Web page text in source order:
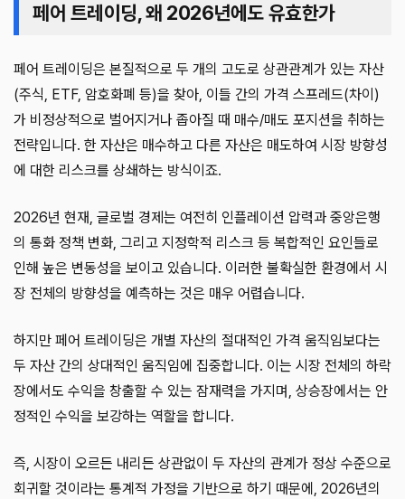
페어 트레이딩, 왜 2026년에도 유효한가
페어 트레이딩은 본질적으로 두 개의 고도로 상관관계가 있는 자산
(주식, ETF, 암호화폐 등)을 찾아, 이들 간의 가격 스프레드(차이)
가 비정상적으로 벌어지거나 좁아질 때 매수/매도 포지션을 취하는
전략입니다. 한 자산은 매수하고 다른 자산은 매도하여 시장 방향성
에 대한 리스크를 상쇄하는 방식이죠.
2026년 현재, 글로벌 경제는 여전히 인플레이션 압력과 중앙은행
의 통화 정책 변화, 그리고 지정학적 리스크 등 복합적인 요인들로
인해 높은 변동성을 보이고 있습니다. 이러한 불확실한 환경에서 시
장 전체의 방향성을 예측하는 것은 매우 어렵습니다.
하지만 페어 트레이딩은 개별 자산의 절대적인 가격 움직임보다는
두 자산 간의 상대적인 움직임에 집중합니다. 이는 시장 전체의 하락
장에서도 수익을 창출할 수 있는 잠재력을 가지며, 상승장에서는 안
정적인 수익을 보강하는 역할을 합니다.
즉, 시장이 오르든 내리든 상관없이 두 자산의 관계가 정상 수준으로
회귀할 것이라는 통계적 가정을 기반으로 하기 때문에, 2026년의